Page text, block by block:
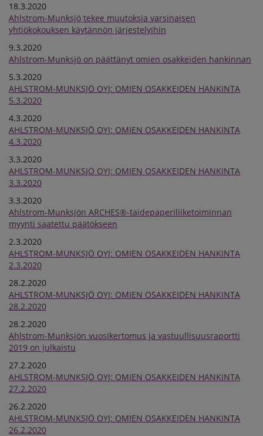
18.3.2020
Ahlstrom-Munksjö tekee muutoksia varsinaisen
yhtiökokouksen käytännön järjestelyihin
9.3.2020
Ahlstrom-Munksjö on päättänyt omien osakkeiden hankinnan
5.3.2020
AHLSTROM-MUNKSJÖ OYJ: OMIEN OSAKKEIDEN HANKINTA
5.3.2020
4.3.2020
AHLSTROM-MUNKSJÖ OYJ: OMIEN OSAKKEIDEN HANKINTA
4.3.2020
3.3.2020
AHLSTROM-MUNKSJÖ OYJ: OMIEN OSAKKEIDEN HANKINTA
3.3.2020
3.3.2020
Ahlstrom-Munksjön ARCHES®-taidepaperiliiketoiminnan
myynti saatettu päätökseen
2.3.2020
AHLSTROM-MUNKSJÖ OYJ: OMIEN OSAKKEIDEN HANKINTA
2.3.2020
28.2.2020
AHLSTROM-MUNKSJÖ OYJ: OMIEN OSAKKEIDEN HANKINTA
28.2.2020
28.2.2020
Ahlstrom-Munksjön vuosikertomus ja vastuullisuusraportti
2019 on julkaistu
27.2.2020
AHLSTROM-MUNKSJÖ OYJ: OMIEN OSAKKEIDEN HANKINTA
27.2.2020
26.2.2020
AHLSTROM-MUNKSJÖ OYJ: OMIEN OSAKKEIDEN HANKINTA
26.2.2020